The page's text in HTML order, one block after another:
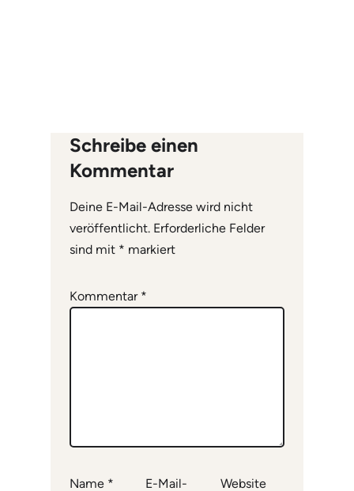
Schreibe einen
Kommentar
Deine E-Mail-Adresse wird nicht
veröffentlicht. Erforderliche Felder
sind mit * markiert
Kommentar *
Name *
E-Mail-
Website